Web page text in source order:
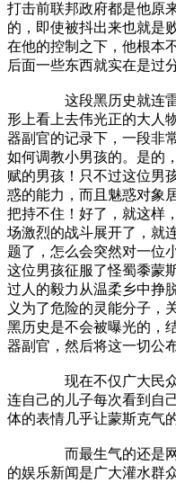
打击前联邦政府都是他原
的，即使被抖出来也就是
在他的控制之下，他根本
后面一些东西就实在是过
这段黑历史就连雷诺
形上看上去伟光正的大人
器副官的记录下，一段非
如何调教小男孩的。是的
赋的男孩！只不过这位男
惑的能力，而且魅惑对象
把持不住！好了，就这样
场激烈的战斗展开了，就
题了，怎么会突然对一位
这位男孩征服了怪蜀黍蒙
过人的毅力从温柔乡中挣
义为了危险的灵能分子，
黑历史是不会被曝光的，
器副官，然后将这一切公
现在不仅广大民众以
连自己的儿子每次看到自
体的表情几乎让蒙斯克气
而最生气的还是网络
的娱乐新闻是广大灌水群